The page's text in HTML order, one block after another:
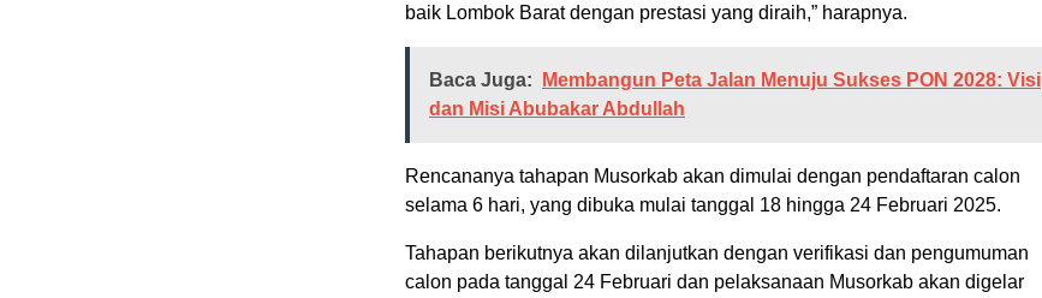
baik Lombok Barat dengan prestasi yang diraih,” harapnya.
Baca Juga:
Membangun Peta Jalan Menuju Sukses PON 2028: Visi
dan Misi Abubakar Abdullah
Rencananya tahapan Musorkab akan dimulai dengan pendaftaran calon
selama 6 hari, yang dibuka mulai tanggal 18 hingga 24 Februari 2025.
Tahapan berikutnya akan dilanjutkan dengan verifikasi dan pengumuman
calon pada tanggal 24 Februari dan pelaksanaan Musorkab akan digelar